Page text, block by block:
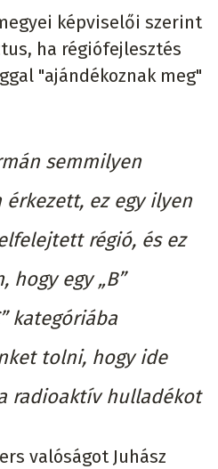
képviselői szerint
ha régiófejlesztés
"ajándékoznak meg"
semmilyen
ez egy ilyen
régió, és ez
hogy egy „B”
kategóriába
tolni, hogy ide
radioaktív hulladékot
valóságot Juhász